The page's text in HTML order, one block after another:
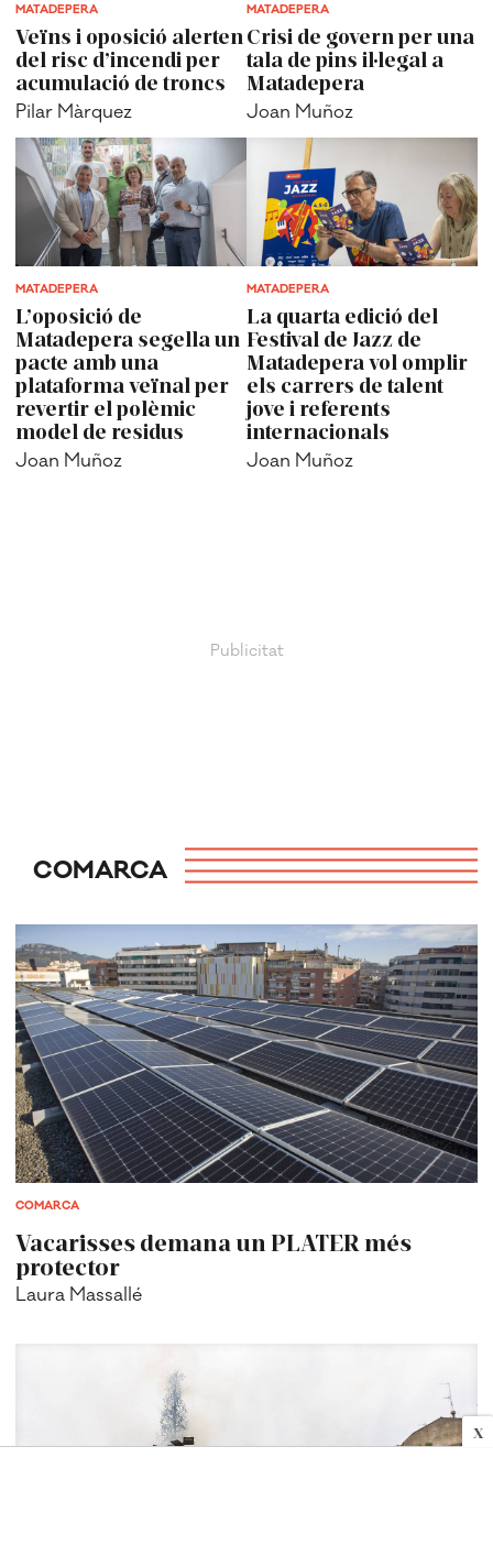
X
MATADEPERA
Veïns i oposició alerten
del risc d’incendi per
acumulació de troncs
Pilar Màrquez
MATADEPERA
Crisi de govern per una
tala de pins il·legal a
Matadepera
Joan Muñoz
MATADEPERA
L’oposició de
Matadepera segella un
pacte amb una
plataforma veïnal per
revertir el polèmic
model de residus
Joan Muñoz
MATADEPERA
La quarta edició del
Festival de Jazz de
Matadepera vol omplir
els carrers de talent
jove i referents
internacionals
Joan Muñoz
COMARCA
COMARCA
Vacarisses demana un PLATER més
protector
Laura Massallé